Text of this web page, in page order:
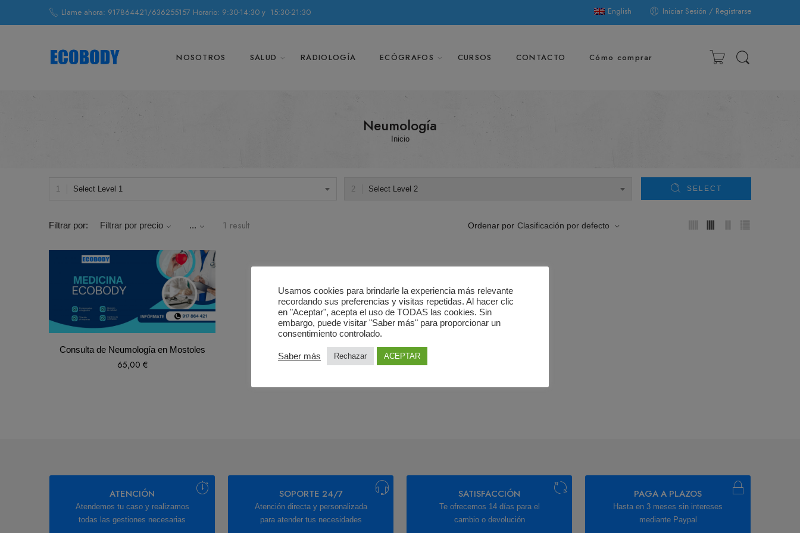
Llame ahora: 917864421/636255157 Horario: 9:30-14:30 y 15:30-21:30 English Iniciar Sesión / Registrarse
NOSOTROS SALUD RADIOLOGÍA ECÓGRAFOS CURSOS CONTACTO Cómo comprar
Neumología
Inicio
Select Level 1 Select Level 2 SELECT
Filtrar por: Filtrar por precio ... 1 result Ordenar por Clasificación por defecto
Consulta de Neumología en Mostoles
65,00 €
ATENCIÓN
Atendemos tu caso y realizamos
todas las gestiones necesarias
SOPORTE 24/7
Atención directa y personalizada
para atender tus necesidades
SATISFACCIÓN
Te ofrecemos 14 días para el
cambio o devolución
PAGA A PLAZOS
Hasta en 3 meses sin intereses
mediante Paypal
Usamos cookies para brindarle la experiencia más relevante
recordando sus preferencias y visitas repetidas. Al hacer clic
en "Aceptar", acepta el uso de TODAS las cookies. Sin
embargo, puede visitar "Saber más" para proporcionar un
consentimiento controlado.
Saber más Rechazar ACEPTAR